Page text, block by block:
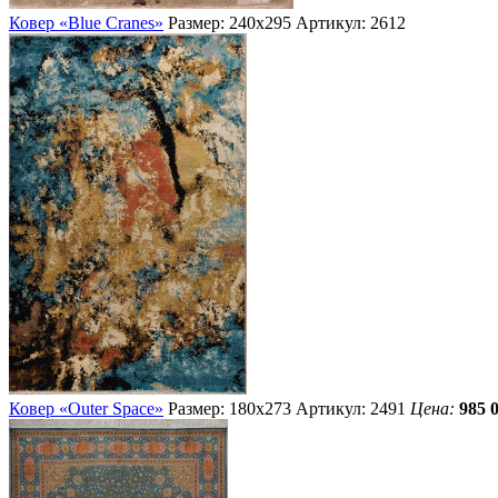
Ковер «Blue Cranes» Размер: 240х295 Артикул: 2612
Ковер «Outer Space» Размер: 180х273 Артикул: 2491 Цена: 985